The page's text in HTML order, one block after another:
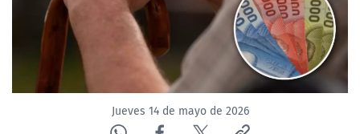
CORPORATIVO Y TRANSPARENCIA
CANAL DE DENUNCIAS
ÁREA DE PROYECTOS
Jueves 14 de mayo de 2026